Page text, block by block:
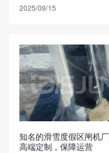
2025/09/15
知名的滑雪度假区闸机
高端定制，保障运营